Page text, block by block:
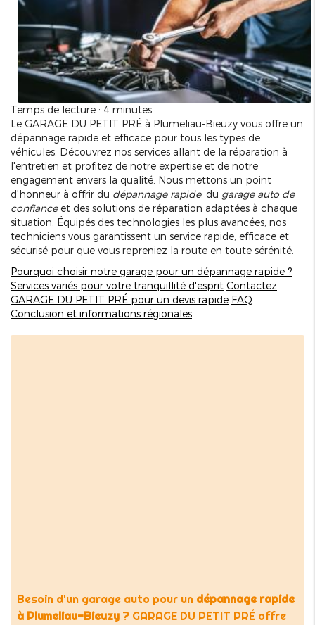
Temps de lecture : 4 minutes
Le GARAGE DU PETIT PRÉ à Plumeliau-Bieuzy vous offre un
dépannage rapide et efficace pour tous les types de
véhicules. Découvrez nos services allant de la réparation à
l'entretien et profitez de notre expertise et de notre
engagement envers la qualité. Nous mettons un point
d'honneur à offrir du dépannage rapide, du garage auto de
confianceet des solutions de réparation adaptées à chaque
situation. Équipés des technologies les plus avancées, nos
techniciens vous garantissent un service rapide, efficace et
sécurisé pour que vous repreniez la route en toute sérénité.
Pourquoi choisir notre garage pour un dépannage rapide ?
Services variés pour votre tranquillité d'esprit Contactez
GARAGE DU PETIT PRÉ pour un devis rapide FAQ
Conclusion et informations régionales
Besoin d'un garage auto pour un dépannage rapide
à Plumeliau-Bieuzy? GARAGE DU PETIT PRÉ offre